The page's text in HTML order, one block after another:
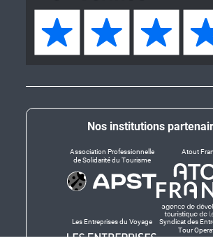
Nos institutions
Association Professionnelle
de Solidarité du Tourisme
Atout
Les Entreprises du Voyage
Syndicat des
Tour